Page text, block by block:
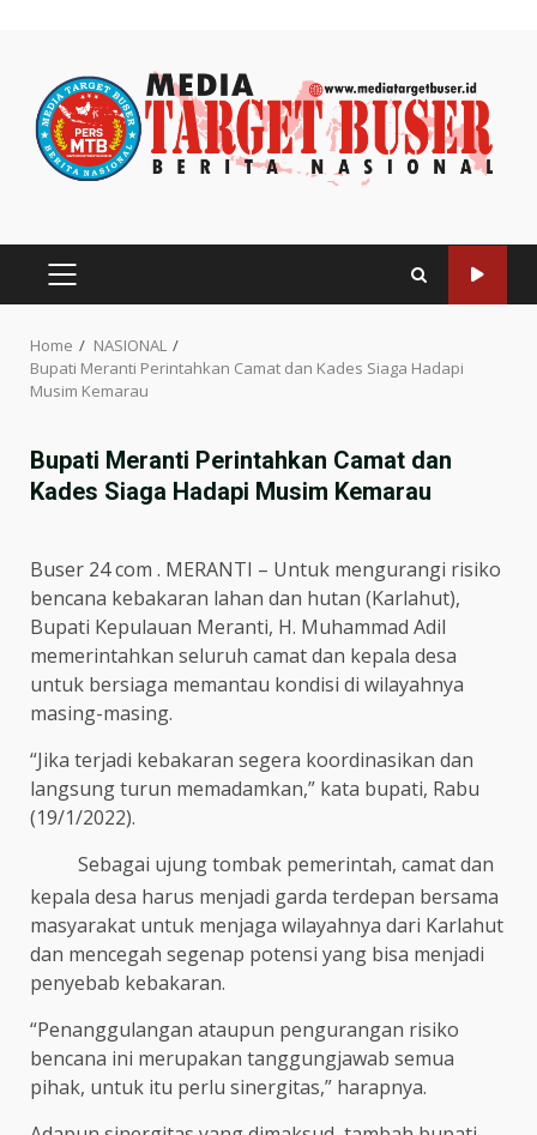
content
PRIMARY
Home
NASIONAL
Bupati Meranti Perintahkan Camat dan Kades Siaga Hadapi
Musim Kemarau
Bupati Meranti Perintahkan Camat dan
Kades Siaga Hadapi Musim Kemarau
Buser 24 com . MERANTI – Untuk mengurangi risiko
bencana kebakaran lahan dan hutan (Karlahut),
Bupati Kepulauan Meranti, H. Muhammad Adil
memerintahkan seluruh camat dan kepala desa
untuk bersiaga memantau kondisi di wilayahnya
masing-masing.
“Jika terjadi kebakaran segera koordinasikan dan
langsung turun memadamkan,” kata bupati, Rabu
(19/1/2022).
Sebagai ujung tombak pemerintah, camat dan
kepala desa harus menjadi garda terdepan bersama
masyarakat untuk menjaga wilayahnya dari Karlahut
dan mencegah segenap potensi yang bisa menjadi
penyebab kebakaran.
“Penanggulangan ataupun pengurangan risiko
bencana ini merupakan tanggungjawab semua
pihak, untuk itu perlu sinergitas,” harapnya.